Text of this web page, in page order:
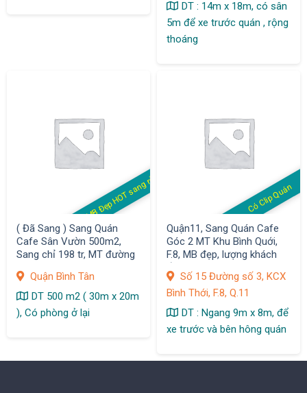
DT : 14m x 18m, có sân
5m để xe trước quán , rộng
thoáng
MB Đẹp HOT sang rẻ
( Đã Sang ) Sang Quán
Cafe Sân Vườn 500m2,
Sang chỉ 198 tr, MT đường
Q.Bình Tân
Quận Bình Tân
DT 500 m2 ( 30m x 20m
), Có phòng ở lại
Có Clip Quán
Quận11, Sang Quán Cafe
Góc 2 MT Khu Bình Quới,
F.8, MB đẹp, lượng khách
Số 15 Đường số 3, KCX
Bình Thới, F.8, Q.11
DT : Ngang 9m x 8m, để
xe trước và bên hông quán